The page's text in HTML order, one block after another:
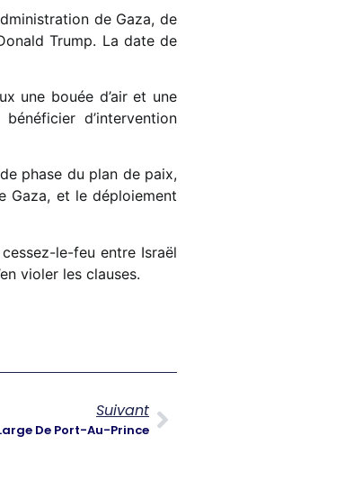
de Gaza, de
Trump. La date de
une bouée d’air et une
d’intervention
phase du plan de paix,
Gaza, et le déploiement
le-feu entre Israël
violer les clauses.
Suivant
De Port-Au-Prince